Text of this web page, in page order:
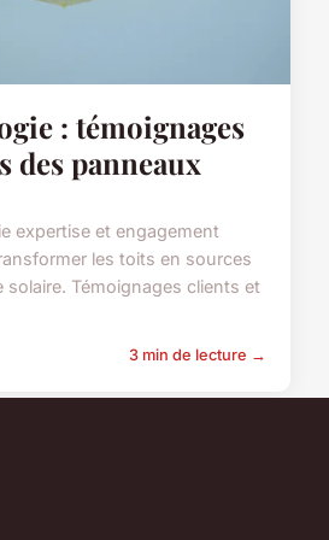
: témoignages
des panneaux
expertise et engagement
les toits en sources
solaire. Témoignages clients et
3 min de lecture →